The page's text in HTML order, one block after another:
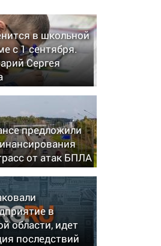
в школьной
с 1 сентября.
Сергея
предложили
от атак БПЛА
в
области, идет
последствий